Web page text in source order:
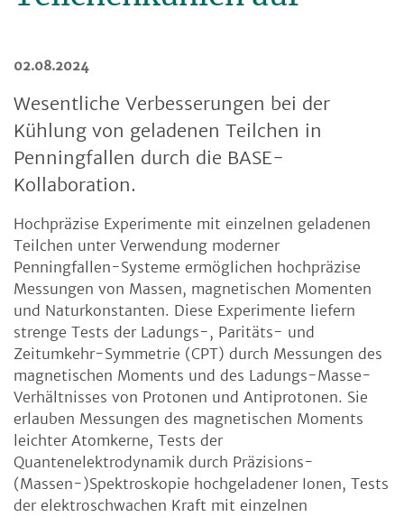
02.08.2024
Wesentliche Verbesserungen bei der
Kühlung von geladenen Teilchen in
Penningfallen durch die BASE-
Kollaboration.
Hochpräzise Experimente mit einzelnen geladenen
Teilchen unter Verwendung moderner
Penningfallen-Systeme ermöglichen hochpräzise
Messungen von Massen, magnetischen Momenten
und Naturkonstanten. Diese Experimente liefern
strenge Tests der Ladungs-, Paritäts- und
Zeitumkehr-Symmetrie (CPT) durch Messungen des
magnetischen Moments und des Ladungs-Masse-
Verhältnisses von Protonen und Antiprotonen. Sie
erlauben Messungen des magnetischen Moments
leichter Atomkerne, Tests der
Quantenelektrodynamik durch Präzisions-
(Massen-)Spektroskopie hochgeladener Ionen, Tests
der elektroschwachen Kraft mit einzelnen